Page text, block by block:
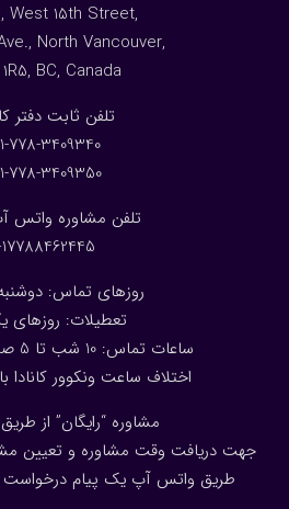
West 15th Street,
North Vancouver,
BC, Canada
:تلفن ثابت دفتر
778-3409340
778-3409350
تلفن مشاوره واتس
17788462445+
روزهای تماس:
تعطیلات: روزهای
ساعات تماس: 10 شب تا 5 صبح به وقت ایران
اختلاف ساعت ونکوور کانادا با
مشاوره “رایگان” از
جهت دریافت وقت مشاوره و تعیین
طریق واتس آپ یک پیام درخواست